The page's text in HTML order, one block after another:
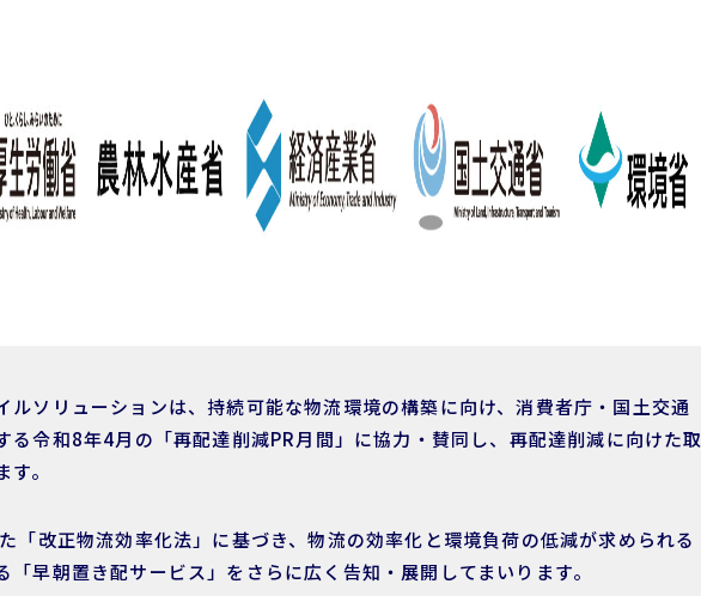
ルソリューションは、持続可能な物流環境の構築に向け、消費者庁・国土交通
る令和8年4月の「再配達削減PR月間」に協力・賛同し、再配達削減に向けた取
。
「改正物流効率化法」に基づき、物流の効率化と環境負荷の低減が求められる
「早朝置き配サービス」をさらに広く告知・展開してまいります。